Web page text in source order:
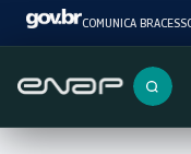
COMUNICA BR